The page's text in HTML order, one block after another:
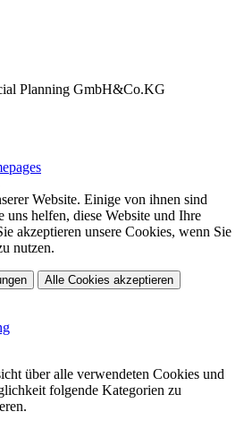
Planning GmbH&Co.KG
Website. Einige von ihnen sind
uns helfen, diese Website und Ihre
akzeptieren unsere Cookies, wenn Sie
nutzen.
Alle Cookies akzeptieren
über alle verwendeten Cookies und
folgende Kategorien zu